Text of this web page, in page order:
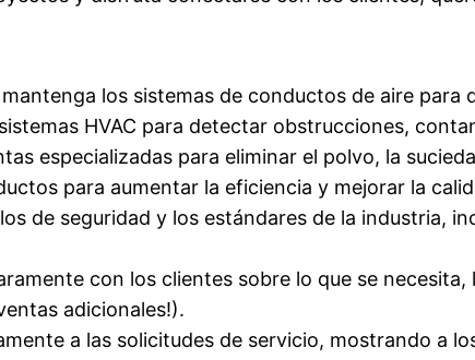
los sistemas de conductos de aire para
HVAC para detectar obstrucciones,
especializadas para eliminar el polvo, la
para aumentar la eficiencia y mejorar la
de seguridad y los estándares de la industria,
con los clientes sobre lo que se
adicionales!).
a las solicitudes de servicio, mostrando a